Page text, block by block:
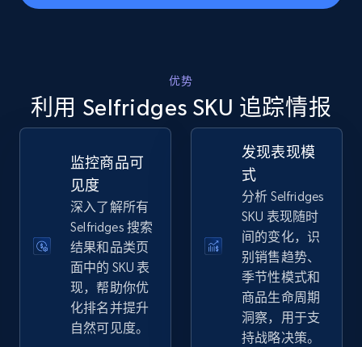
info, Stars, Feedbacks, Return policy, and more.
2.5K+ 378+ 立即开始
URL, Product id, Title, Seller name, Seller rating,
Seller reviews, Breadcrumbs, Root category, and
more.
2.5K+ 359+ 立即开始
优势
利用 Selfridges SKU 追踪情报
监控商品可
见度
深入了解所有
Selfridges 搜索
结果和品类页
面中的 SKU 表
现，帮助你优
化排名并提升
自然可见度。
发现表现模
式
分析 Selfridges
SKU 表现随时
间的变化，识
别销售趋势、
季节性模式和
商品生命周期
洞察，用于支
持战略决策。